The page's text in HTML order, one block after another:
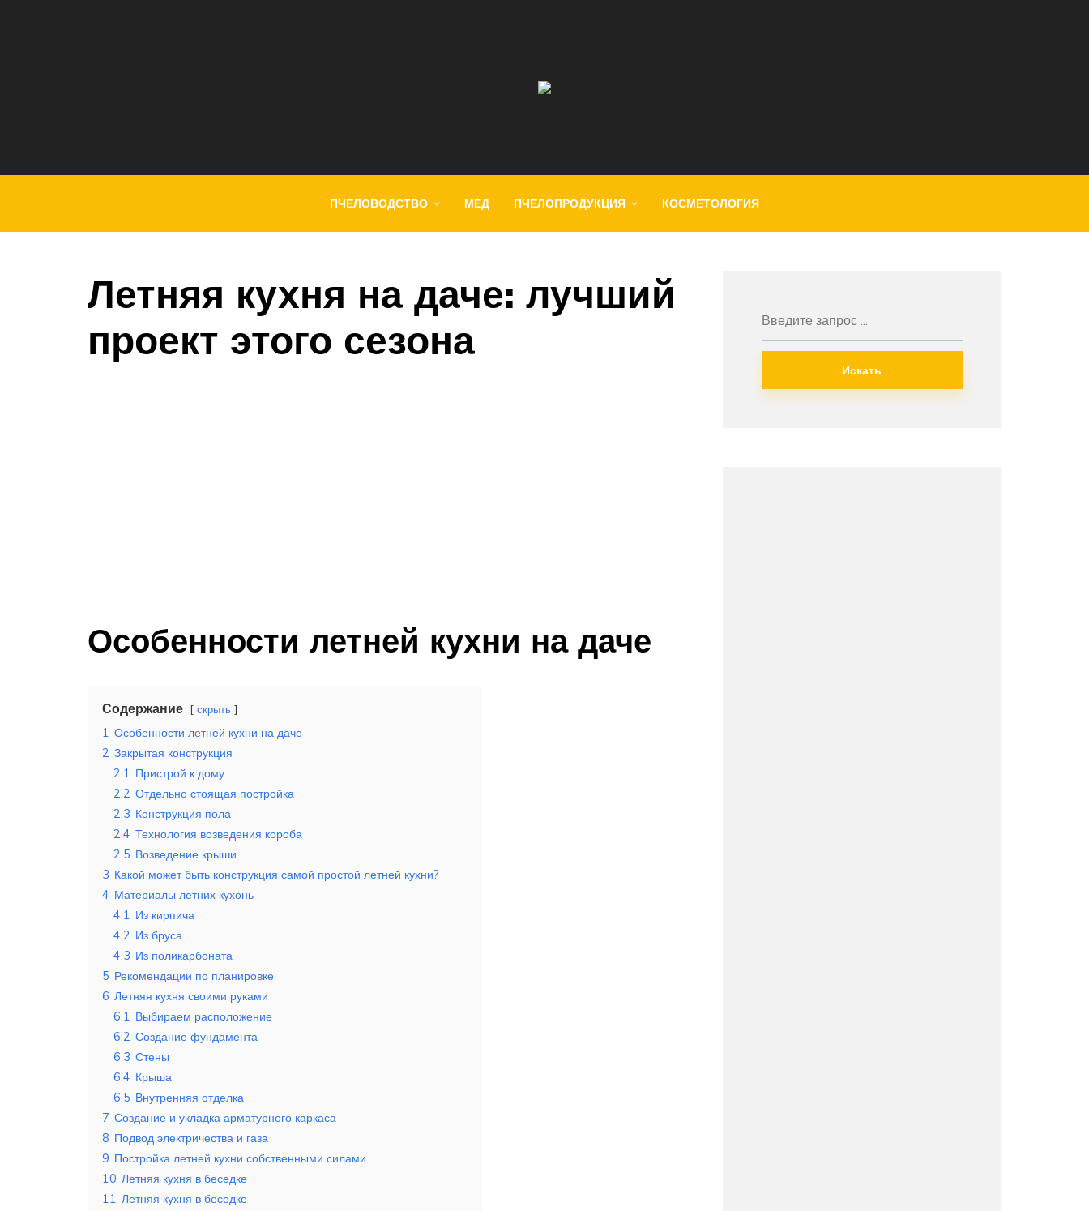
ПЧЕЛОВОДСТВО МЕД ПЧЕЛОПРОДУКЦИЯ КОСМЕТОЛОГИЯ
Летняя кухня на даче: лучший
проект этого сезона
Особенности летней кухни на даче
Содержание скрыть
1 Особенности летней кухни на даче
2 Закрытая конструкция
2.1 Пристрой к дому
2.2 Отдельно стоящая постройка
2.3 Конструкция пола
2.4 Технология возведения короба
2.5 Возведение крыши
3 Какой может быть конструкция самой простой летней кухни?
4 Материалы летних кухонь
4.1 Из кирпича
4.2 Из бруса
4.3 Из поликарбоната
5 Рекомендации по планировке
6 Летняя кухня своими руками
6.1 Выбираем расположение
6.2 Создание фундамента
6.3 Стены
6.4 Крыша
6.5 Внутренняя отделка
7 Создание и укладка арматурного каркаса
8 Подвод электричества и газа
9 Постройка летней кухни собственными силами
10 Летняя кухня в беседке
11 Летняя кухня в беседке
Искать